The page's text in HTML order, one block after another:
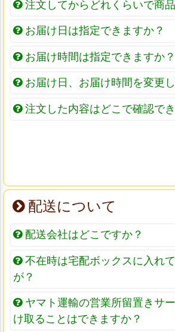
注文してからどれくらいで商
お届け日は指定できますか？
お届け時間は指定できますか？
お届け日、お届け時間を変更
注文した内容はどこで確認で
配送について
配送会社はどこですか？
不在時は宅配ボックスに入れ
が？
ヤマト運輸の営業所留置きサ
け取ることはできますか？